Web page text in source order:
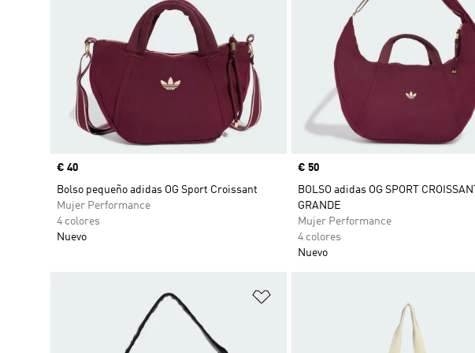
Precio
€ 40
Bolso pequeño adidas OG Sport Croissant
Mujer Performance
4 colores
Nuevo
Precio
€ 50
BOLSO adidas OG SPORT CROISSANT
GRANDE
Mujer Performance
4 colores
Nuevo